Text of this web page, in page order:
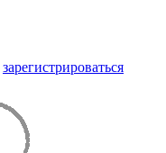
зарегистрироваться